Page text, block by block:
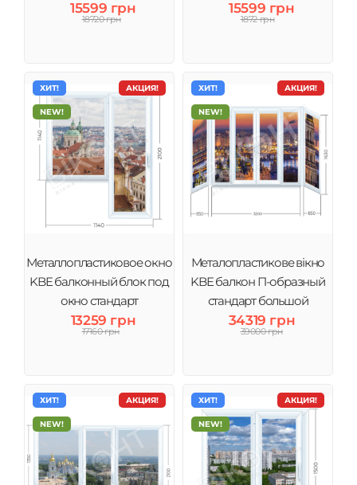
15599 грн
18720 грн
15599 грн
1872 грн
АКЦИЯ!
ХИТ!
NEW!
Металлопластиковое окно
KBE балконный блок под
окно стандарт
13259 грн
17160 грн
АКЦИЯ!
ХИТ!
NEW!
Металопластикове вікно
KBE балкон П-образный
стандарт большой
34319 грн
39000 грн
АКЦИЯ!
ХИТ!
NEW!
АКЦИЯ!
ХИТ!
NEW!